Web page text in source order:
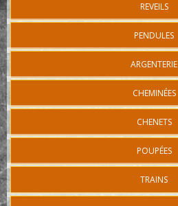
REVEILS
PENDULES
ARGENTERIE
CHEMINÉES
CHENETS
POUPÉES
TRAINS